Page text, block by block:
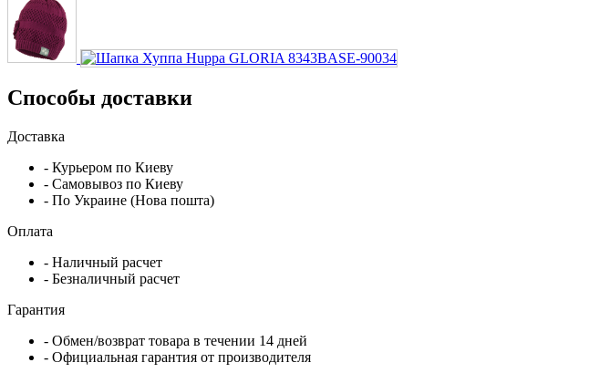
Способы доставки
Доставка
- Курьером по Киеву
- Самовывоз по Киеву
- По Украине (Нова пошта)
Оплата
- Наличный расчет
- Безналичный расчет
Гарантия
- Обмен/возврат товара в течении 14 дней
- Официальная гарантия от производителя